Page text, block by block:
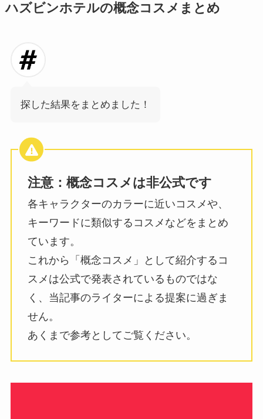
ハズビンホテルの概念コスメまとめ
探した結果をまとめました！
注意：概念コスメは非公式です
各キャラクターのカラーに近いコスメや、
キーワードに類似するコスメなどをまとめ
ています。
これから「概念コスメ」として紹介するコ
スメは公式で発表されているものではな
く、当記事のライターによる提案に過ぎま
せん。
あくまで参考としてご覧ください。